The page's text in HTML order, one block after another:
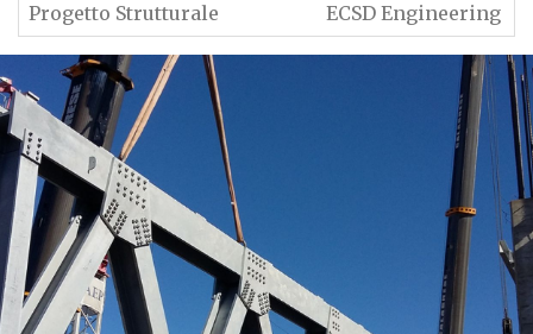
Progetto Strutturale
ECSD Engineering